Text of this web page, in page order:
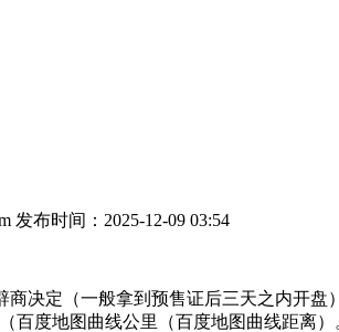
发布时间：2025-12-09 03:54
定（一般拿到预售证后三天之内开盘
百度地图曲线公里（百度地图曲线距离）